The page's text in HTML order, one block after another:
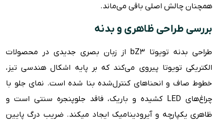
همچنان چالش اصلی باقی می‌ماند.
بررسی طراحی ظاهری و بدنه
طراحی بدنه تویوتا bZ3 از زبان بصری جدیدی در محصولات
الکتریکی تویوتا پیروی می‌کند که بر پایه اشکال هندسی تیز،
خطوط صاف و انحناهای کنترل‌شده بنا شده است. نمای جلو با
چراغ‌های LED کشیده و باریک، فاقد جلوپنجره سنتی است و
ظاهری یکپارچه و آیرودینامیک ایجاد میکند. ضریب درگ پایین